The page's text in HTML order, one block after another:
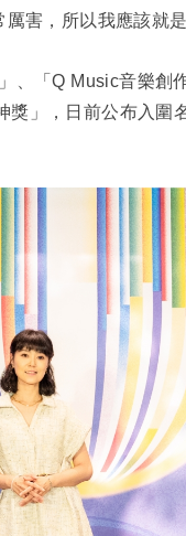
害，所以我應該就
、「Q Music音樂創
」，日前公布入圍